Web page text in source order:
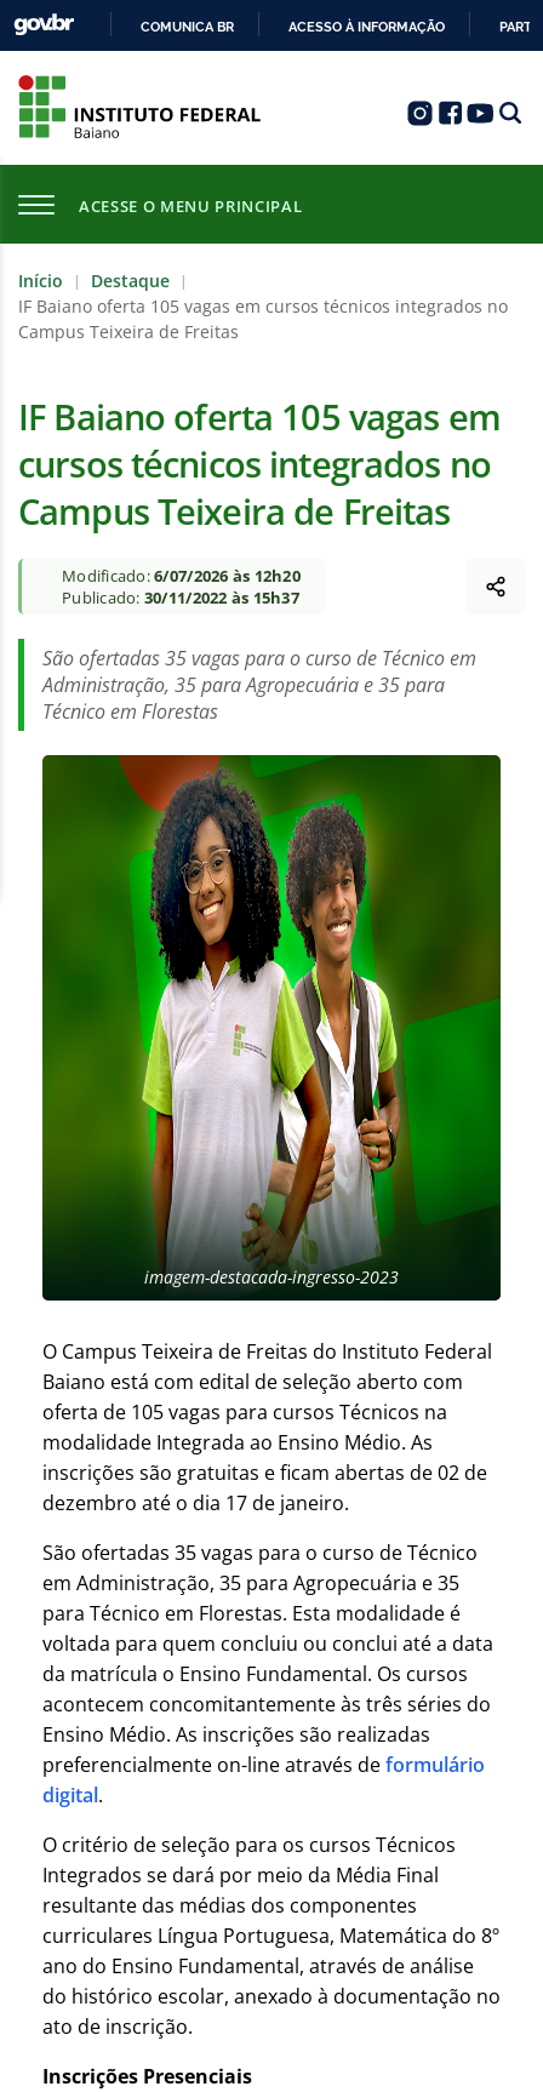
COMUNICA BR ACESSO À INFORMAÇÃO
ACESSE O MENU PRINCIPAL
Início | Destaque |
IF Baiano oferta 105 vagas em cursos técnicos integrados no
Campus Teixeira de Freitas
IF Baiano oferta 105 vagas em
cursos técnicos integrados no
Campus Teixeira de Freitas
Modificado:6/07/2026 às 12h20
Publicado: 30/11/2022 às 15h37
São ofertadas 35 vagas para o curso de Técnico em
Administração, 35 para Agropecuária e 35 para
Técnico em Florestas
imagem-destacada-ingresso-2023
O Campus Teixeira de Freitas do Instituto Federal
Baiano está com edital de seleção aberto com
oferta de 105 vagas para cursos Técnicos na
modalidade Integrada ao Ensino Médio. As
inscrições são gratuitas e ficam abertas de 02 de
dezembro até o dia 17 de janeiro.
São ofertadas 35 vagas para o curso de Técnico
em Administração, 35 para Agropecuária e 35
para Técnico em Florestas. Esta modalidade é
voltada para quem concluiu ou conclui até a data
da matrícula o Ensino Fundamental. Os cursos
acontecem concomitantemente às três séries do
Ensino Médio. As inscrições são realizadas
preferencialmente on-line através deformulário
digital.
O critério de seleção para os cursos Técnicos
Integrados se dará por meio da Média Final
resultante das médias dos componentes
curriculares Língua Portuguesa, Matemática do 8º
ano do Ensino Fundamental, através de análise
do histórico escolar, anexado à documentação no
ato de inscrição.
Inscrições Presenciais